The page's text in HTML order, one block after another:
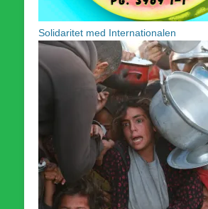
Solidaritet med Internationalen